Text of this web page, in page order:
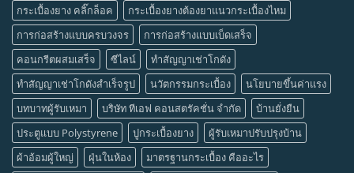
กระเบื้องยาง คลิ๊กล็อค
กระเบื้องยางต้องยาแนวกระเบื้องไหม
การก่อสร้างแบบครบวงจร
การก่อสร้างแบบเบ็ดเสร็จ
คอนกรีตผสมเสร็จ
ซีไลน์
ทำสัญญาเช่าโกดัง
ทำสัญญาเช่าโกดังสำเร็จรูป
นวัตกรรมกระเบื้อง
นโยบายขึ้นค่าแรง
บทบาทผู้รับเหมา
บริษัท ทีเอฟ คอนสตรัคชั่น จำกัด
บ้านยั่งยืน
ประตูแบบ Polystyrene
ปูกระเบื้องยาง
ผู้รับเหมาปรับปรุงบ้าน
ผ้าอ้อมผู้ใหญ่
ฝุ่นในห้อง
มาตรฐานกระเบื้อง คืออะไร